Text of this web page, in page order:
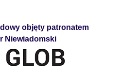
objęty patronatem
Niewiadomski